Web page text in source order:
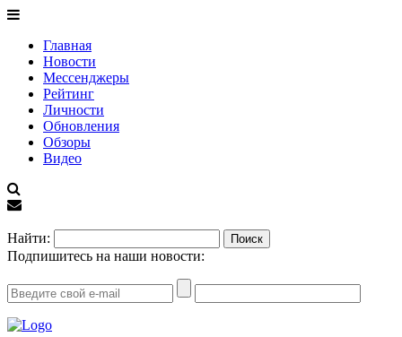
Главная
Новости
Мессенджеры
Рейтинг
Личности
Обновления
Обзоры
Видео
Найти:
Подпишитесь на наши новости: